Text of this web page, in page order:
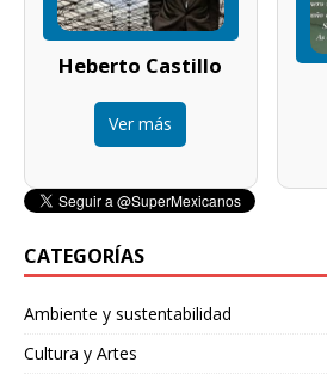
Heberto Castillo
Ver más
CATEGORÍAS
Ambiente y sustentabilidad
Cultura y Artes